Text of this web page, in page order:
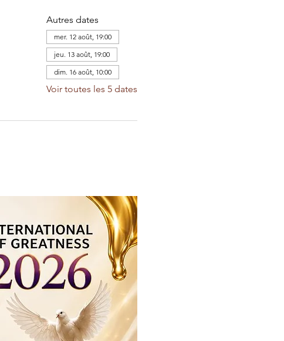
Autres dates
mer. 12 août, 19:00
jeu. 13 août, 19:00
dim. 16 août, 10:00
Voir toutes les 5 dates